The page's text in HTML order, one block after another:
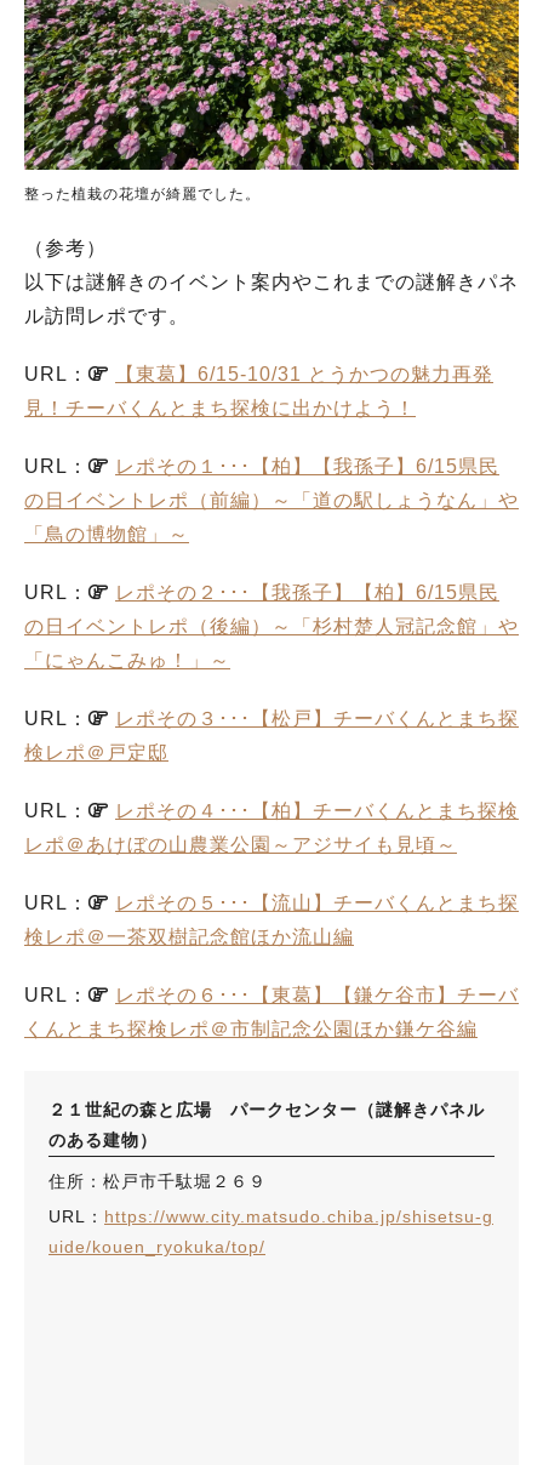
整った植栽の花壇が綺麗でした。
（参考）
以下は謎解きのイベント案内やこれまでの謎解きパネ
ル訪問レポです。
URL：
【東葛】6/15-10/31 とうかつの魅力再発
見！チーバくんとまち探検に出かけよう！
URL：
レポその１･･･【柏】【我孫子】6/15県民
の日イベントレポ（前編）～「道の駅しょうなん」や
「鳥の博物館」～
URL：
レポその２･･･【我孫子】【柏】6/15県民
の日イベントレポ（後編）～「杉村楚人冠記念館」や
「にゃんこみゅ！」～
URL：
レポその３･･･【松戸】チーバくんとまち探
検レポ＠戸定邸
URL：
レポその４･･･【柏】チーバくんとまち探検
レポ＠あけぼの山農業公園～アジサイも見頃～
URL：
レポその５･･･【流山】チーバくんとまち探
検レポ＠一茶双樹記念館ほか流山編
URL：
レポその６･･･【東葛】【鎌ケ谷市】チーバ
くんとまち探検レポ＠市制記念公園ほか鎌ケ谷編
２１世紀の森と広場 パークセンター（謎解きパネル
のある建物）
住所：松戸市千駄堀２６９
URL： https://www.city.matsudo.chiba.jp/shisetsu-g
uide/kouen_ryokuka/top/